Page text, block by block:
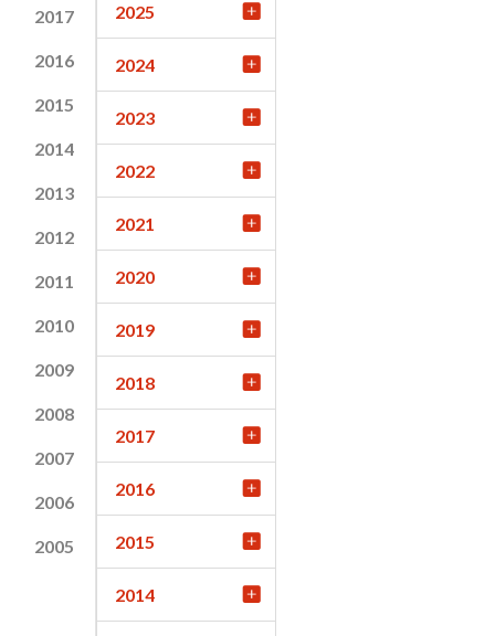
2017
2016
2015
2014
2013
2012
2011
2010
2009
2008
2007
2006
2005
2025
2024
2023
2022
2021
2020
2019
2018
2017
2016
2015
2014